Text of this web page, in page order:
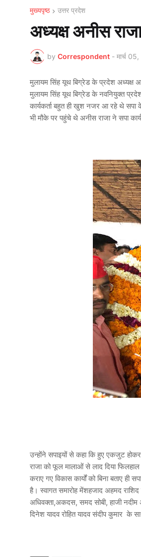
मुख्यपृष्ठ उत्तर प्रदेश
अध्यक्ष अनीस
by Correspondent - मार्च
मुलायम सिंह यूथ बिग्रेड के प्रदेश अध्यक्ष
मुलायम सिंह यूथ बिग्रेड के नवनियुक्त
कार्यकर्ता बहुत ही खुश नजर आ रहे थे सपा
भी मौके पर पहुंचे थे अनीस राजा ने सपा
उन्होंने सपाइयों से कहा कि हुए एकजुट होकर
राजा को फूल मालाओं से लाद दिया
कराए गए विकास कार्यों को बिना बताए
है। स्वागत समारोह मेंशहजाद अहमद
अधिवक्ता,अकदस, समद सोबी, हाजी नदीम
दिनेश यादव रोहित यादव संदीप कुमार के